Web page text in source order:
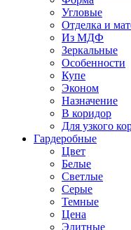
Угловые
Отделка и
Из МДФ
Зеркальные
Особенности
Купе
Эконом
Назначение
В коридор
Для узкого
Гардеробные
Цвет
Белые
Светлые
Серые
Темные
Цена
Элитные